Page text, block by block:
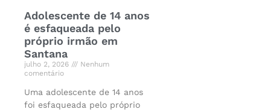
Adolescente de 14 anos
é esfaqueada pelo
próprio irmão em
Santana
julho 2, 2026
Nenhum
comentário
Uma adolescente de 14 anos
foi esfaqueada pelo próprio